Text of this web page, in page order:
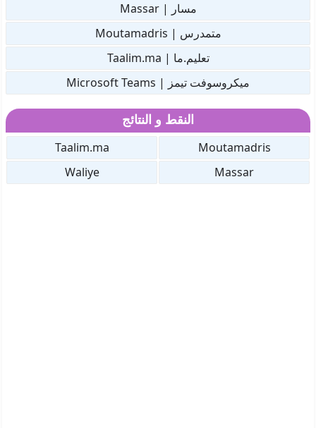
مسار | Massar
متمدرس | Moutamadris
تعليم.ما | Taalim.ma
ميكروسوفت تيمز | Microsoft Teams
النقط و النتائج
Moutamadris
Taalim.ma
Massar
Waliye